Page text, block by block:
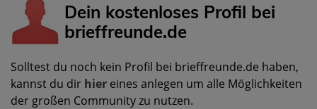
Dein kostenloses Profil bei
brieffreunde.de
Solltest du noch kein Profil bei brieffreunde.de haben,
kannst du dir hier eines anlegen um alle Möglichkeiten
der großen Community zu nutzen.